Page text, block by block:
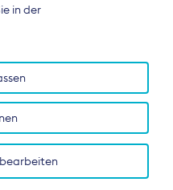
als
der
reserved.
in der